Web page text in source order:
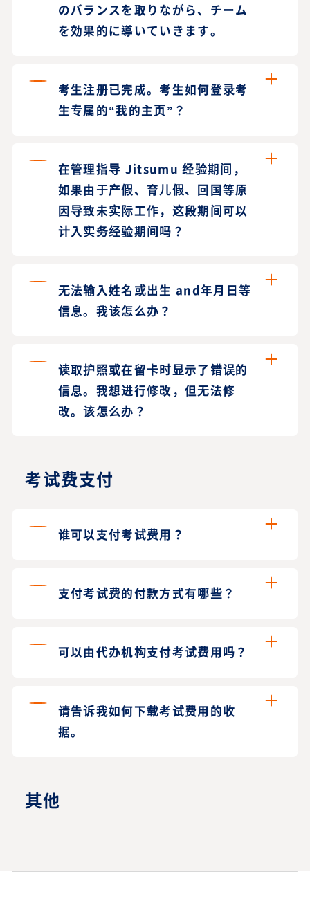
のバランスを取りながら、チーム
を効果的に導いていきます。
考生注册已完成。考生如何登录考
生专属的“我的主页”？
在管理指导 Jitsumu 经验期间，
如果由于产假、育儿假、回国等原
因导致未实际工作，这段期间可以
计入实务经验期间吗？
无法输入姓名或出生 and年月日等
信息。我该怎么办？
读取护照或在留卡时显示了错误的
信息。我想进行修改，但无法修
改。该怎么办？
考试费支付
谁可以支付考试费用？
支付考试费的付款方式有哪些？
可以由代办机构支付考试费用吗？
请告诉我如何下载考试费用的收
据。
其他